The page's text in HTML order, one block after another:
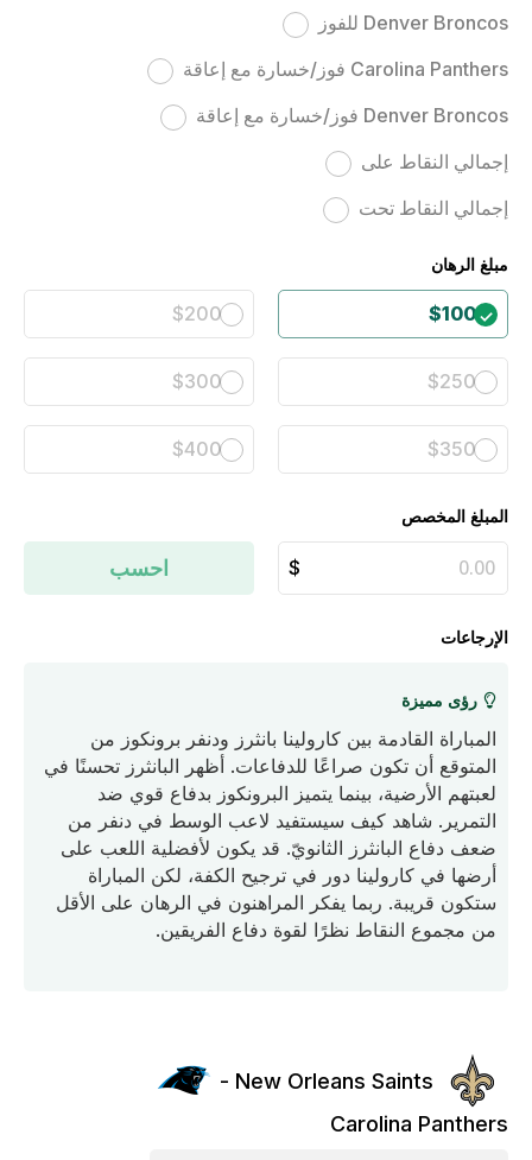
Denver Broncos للفوز
Carolina Panthers فوز/خسارة مع إعاقة
Denver Broncos فوز/خسارة مع إعاقة
إجمالي النقاط على
إجمالي النقاط تحت
مبلغ الرهان
$100
$200
$250
$300
$350
$400
المبلغ المخصص
احسب
الإرجاعات
رؤى مميزة
المباراة القادمة بين كارولينا بانثرز ودنفر برونكوز من
المتوقع أن تكون صراعًا للدفاعات. أظهر البانثرز تحسنًا في
لعبتهم الأرضية، بينما يتميز البرونكوز بدفاع قوي ضد
التمرير. شاهد كيف سيستفيد لاعب الوسط في دنفر من
ضعف دفاع البانثرز الثانويّ. قد يكون لأفضلية اللعب على
أرضها في كارولينا دور في ترجيح الكفة، لكن المباراة
ستكون قريبة. ربما يفكر المراهنون في الرهان على الأقل
من مجموع النقاط نظرًا لقوة دفاع الفريقين.
New Orleans Saints -
Carolina Panthers